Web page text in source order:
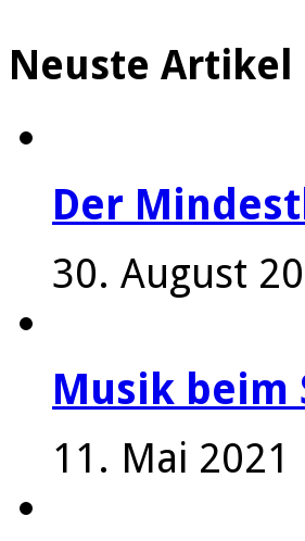
Neuste Artikel
Der
30. August
Musik beim
11. Mai 2021